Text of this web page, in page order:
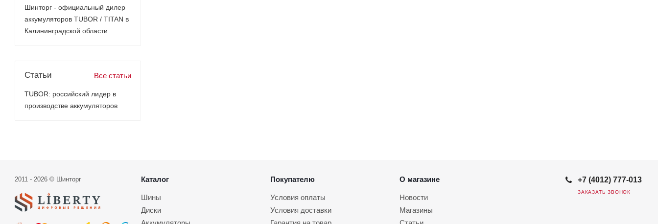
Шинторг - официальный дилер
аккумуляторов TUBOR / TITAN в
Калининградской области.
Статьи Все статьи
TUBOR: российский лидер в
производстве аккумуляторов
2011 - 2026 © Шинторг Каталог
Шины
Диски
Покупателю
Условия оплаты
Условия доставки
О магазине
Новости
Магазины
+7 (4012) 777-013
ЗАКАЗАТЬ ЗВОНОК